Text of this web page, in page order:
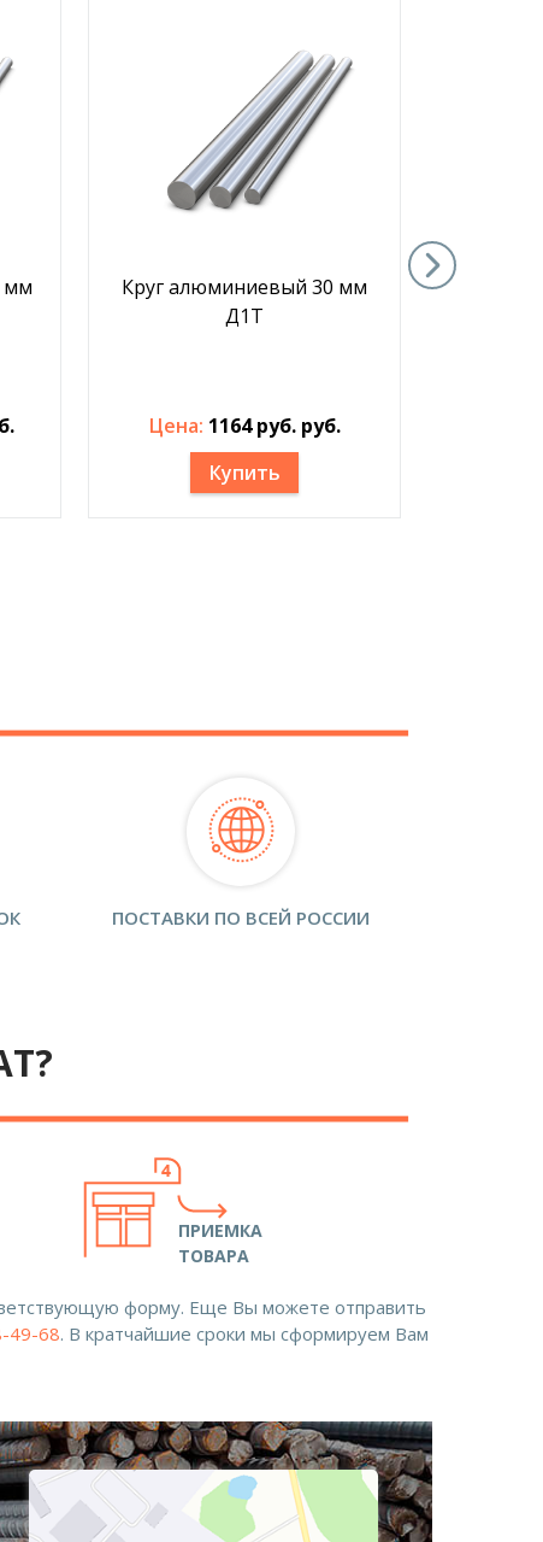
мм
Круг алюминиевый 30 мм
Д1Т
Цена: 1164 руб. руб.
Купить
ПОСТАВКИ ПО ВСЕЙ РОССИИ
ПРИЕМКА
ТОВАРА
форму. Еще Вы можете отправить
49-68. В кратчайшие сроки мы сформируем Вам